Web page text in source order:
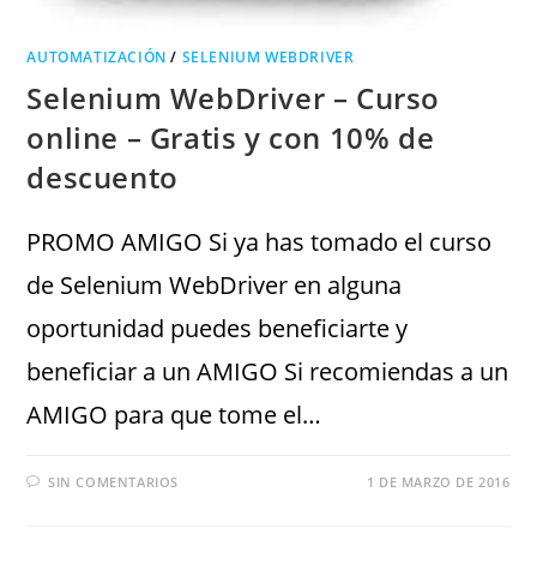
AUTOMATIZACIÓN / SELENIUM WEBDRIVER
Selenium WebDriver – Curso
online – Gratis y con 10% de
descuento
PROMO AMIGO Si ya has tomado el curso
de Selenium WebDriver en alguna
oportunidad puedes beneficiarte y
beneficiar a un AMIGO Si recomiendas a un
AMIGO para que tome el…
SIN COMENTARIOS 1 DE MARZO DE 2016